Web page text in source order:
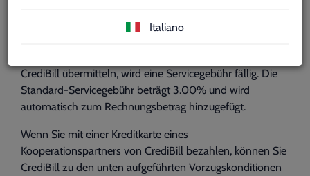
CrediBill übermitteln, wird eine Servicegebühr fällig. Die
Standard-Servicegebühr beträgt 3.00% und wird
automatisch zum Rechnungsbetrag hinzugefügt.
Wenn Sie mit einer Kreditkarte eines
Kooperationspartners von CrediBill bezahlen, können Sie
CrediBill zu den unten aufgeführten Vorzugskonditionen
Italiano